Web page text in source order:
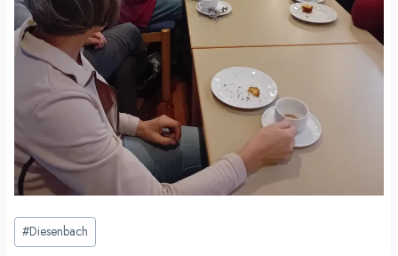
Schlagworte:
#Diesenbach